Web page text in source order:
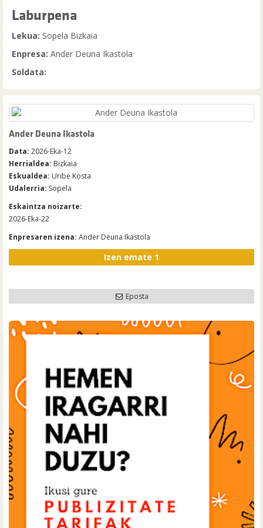
Laburpena
Lekua: Sopela Bizkaia
Enpresa: Ander Deuna Ikastola
Soldata:
Ander Deuna Ikastola
Data: 2026-Eka-12
Herrialdea: Bizkaia
Eskualdea: Uribe Kosta
Udalerria: Sopela
Eskaintza noizarte:
2026-Eka-22
Enpresaren izena: Ander Deuna Ikastola
Izen emate 1
Eposta